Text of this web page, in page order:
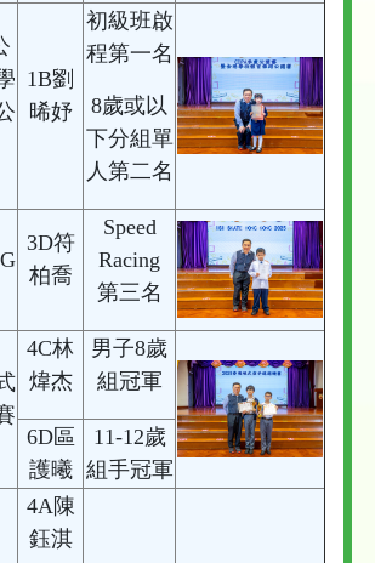
1B劉
晞妤
初級班啟
程第一名
8歲或以
下分組單
人第二名
3D符
柏喬
Speed
Racing
第三名
4C林
煒杰
男子8歲
組冠軍
6D區
護曦
11-12歲
組手冠軍
4A陳
鈺淇